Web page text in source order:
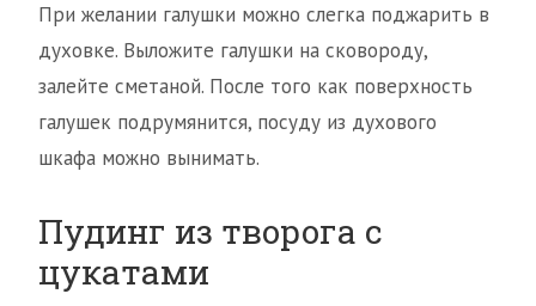
При желании галушки можно слегка поджарить в
духовке. Выложите галушки на сковороду,
залейте сметаной. После того как поверхность
галушек подрумянится, посуду из духового
шкафа можно вынимать.
Пудинг из творога с
цукатами